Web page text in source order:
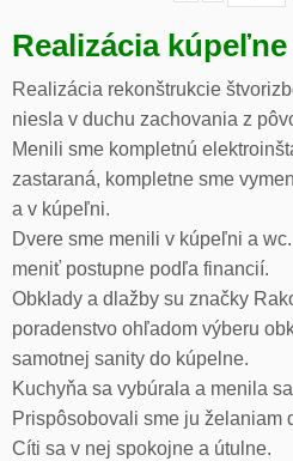
Realizácia
Realizácia rekonštrukcie
niesla v duchu zachovania z
Menili sme kompletnú
zastaraná, kompletne sme
a v kúpeľni.
Dvere sme menili v kúpeľni a
meniť postupne podľa financií.
Obklady a dlažby su značky
poradenstvo ohľadom výberu
samotnej sanity do kúpelne.
Kuchyňa sa vybúrala a menila
Prispôsobovali sme ju želaniam
Cíti sa v nej spokojne a útulne.